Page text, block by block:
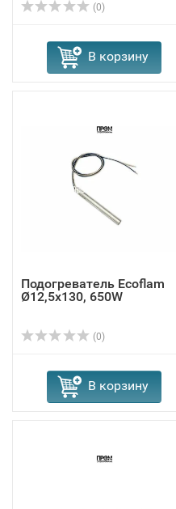
(0)
В корзину
Подогреватель Ecoflam
Ø12,5x130, 650W
(0)
В корзину